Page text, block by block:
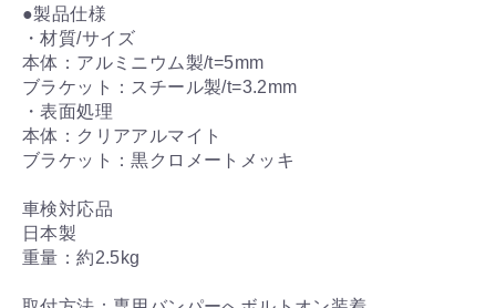
●製品仕様
・材質/サイズ
本体：アルミニウム製/t=5mm
ブラケット：スチール製/t=3.2mm
・表面処理
本体：クリアアルマイト
ブラケット：黒クロメートメッキ
車検対応品
日本製
重量：約2.5kg